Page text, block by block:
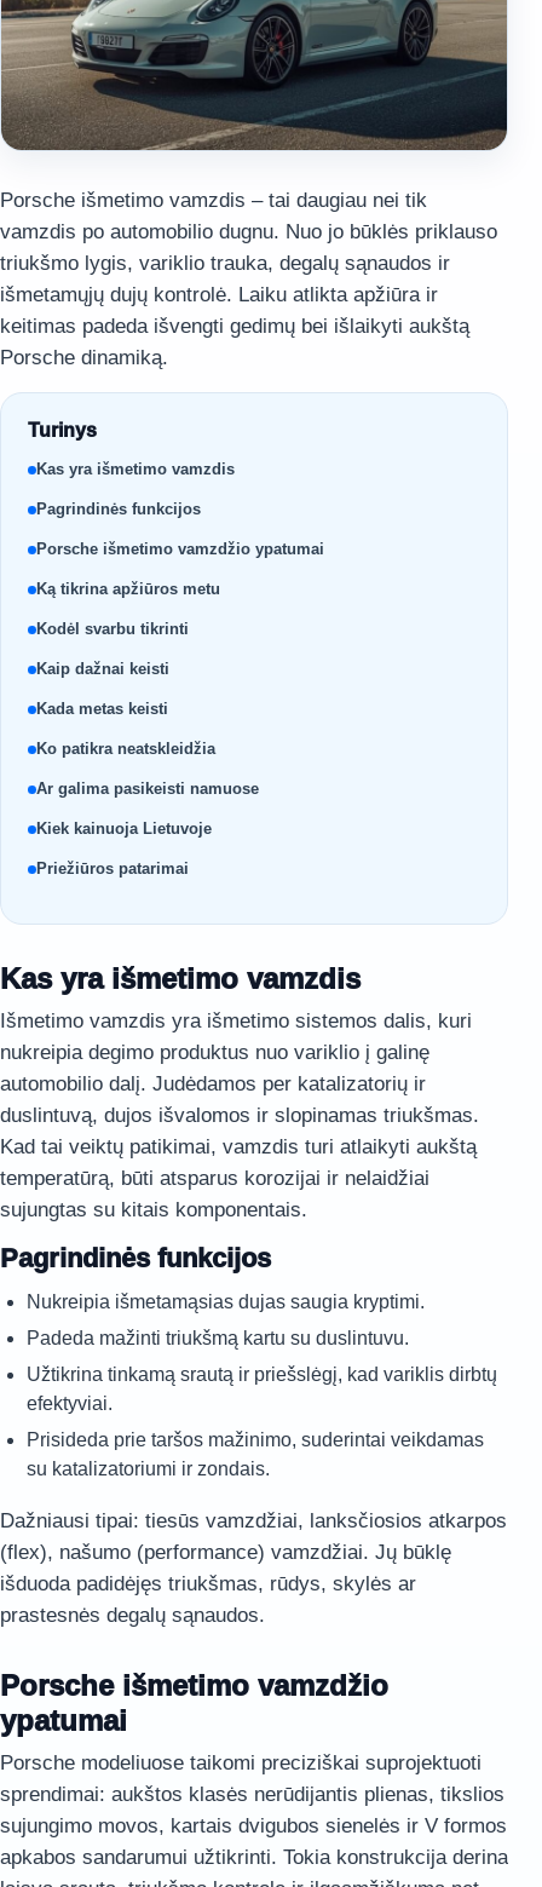
Porsche išmetimo vamzdis – tai daugiau nei tik
vamzdis po automobilio dugnu. Nuo jo būklės priklauso
triukšmo lygis, variklio trauka, degalų sąnaudos ir
išmetamųjų dujų kontrolė. Laiku atlikta apžiūra ir
keitimas padeda išvengti gedimų bei išlaikyti aukštą
Porsche dinamiką.
Turinys
Kas yra išmetimo vamzdis
Pagrindinės funkcijos
Porsche išmetimo vamzdžio ypatumai
Ką tikrina apžiūros metu
Kodėl svarbu tikrinti
Kaip dažnai keisti
Kada metas keisti
Ko patikra neatskleidžia
Ar galima pasikeisti namuose
Kiek kainuoja Lietuvoje
Priežiūros patarimai
Kas yra išmetimo vamzdis
Išmetimo vamzdis yra išmetimo sistemos dalis, kuri
nukreipia degimo produktus nuo variklio į galinę
automobilio dalį. Judėdamos per katalizatorių ir
duslintuvą, dujos išvalomos ir slopinamas triukšmas.
Kad tai veiktų patikimai, vamzdis turi atlaikyti aukštą
temperatūrą, būti atsparus korozijai ir nelaidžiai
sujungtas su kitais komponentais.
Pagrindinės funkcijos
Nukreipia išmetamąsias dujas saugia kryptimi.
Padeda mažinti triukšmą kartu su duslintuvu.
Užtikrina tinkamą srautą ir priešslėgį, kad variklis dirbtų
efektyviai.
Prisideda prie taršos mažinimo, suderintai veikdamas
su katalizatoriumi ir zondais.
Dažniausi tipai: tiesūs vamzdžiai, lanksčiosios atkarpos
(flex), našumo (performance) vamzdžiai. Jų būklę
išduoda padidėjęs triukšmas, rūdys, skylės ar
prastesnės degalų sąnaudos.
Porsche išmetimo vamzdžio
ypatumai
Porsche modeliuose taikomi preciziškai suprojektuoti
sprendimai: aukštos klasės nerūdijantis plienas, tikslios
sujungimo movos, kartais dvigubos sienelės ir V formos
apkabos sandarumui užtikrinti. Tokia konstrukcija derina